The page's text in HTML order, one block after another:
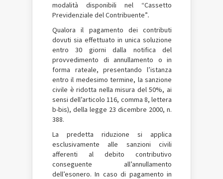
modalità disponibili nel “Cassetto
Previdenziale del Contribuente”.
Qualora il pagamento dei contributi
dovuti sia effettuato in unica soluzione
entro 30 giorni dalla notifica del
provvedimento di annullamento o in
forma rateale, presentando l’istanza
entro il medesimo termine, la sanzione
civile è ridotta nella misura del 50%, ai
sensi dell’articolo 116, comma 8, lettera
b-bis), della legge 23 dicembre 2000, n.
388.
La predetta riduzione si applica
esclusivamente alle sanzioni civili
afferenti al debito contributivo
conseguente all’annullamento
dell’esonero. In caso di pagamento in